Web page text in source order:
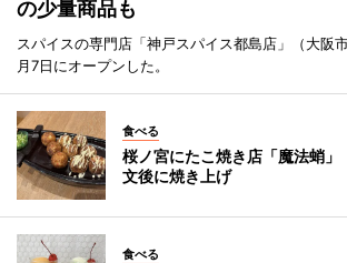
の少量商品も
スパイスの専門店「神戸スパイス都島店」（大阪
月7日にオープンした。
食べる
桜ノ宮にたこ焼き店「魔法蛸
文後に焼き上げ
食べる